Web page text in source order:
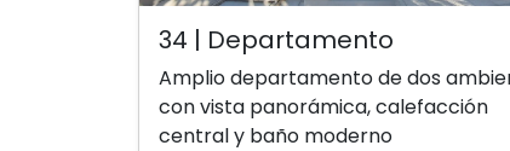
34 | Departamento
Amplio departamento de dos
con vista panorámica, calefacción
central y baño moderno